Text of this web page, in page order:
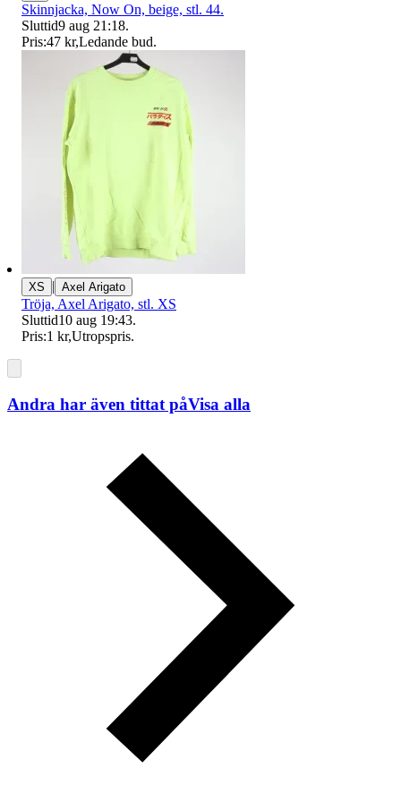
Skinnjacka, Now On, beige, stl. 44.
Sluttid9 aug 21:18.
Pris:47 kr,Ledande bud.
XS | Axel Arigato
Tröja, Axel Arigato, stl. XS
Sluttid10 aug 19:43.
Pris:1 kr,Utropspris.
Andra har även tittat påVisa alla